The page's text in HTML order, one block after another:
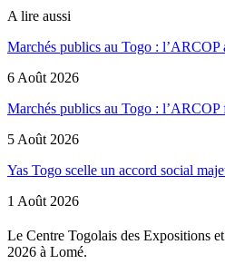
A lire aussi
Marchés publics au Togo : l’ARCOP
6 Août 2026
Marchés publics au Togo :
5 Août 2026
Yas Togo scelle un accord social
1 Août 2026
Le Centre Togolais des Expositions
2026 à Lomé.